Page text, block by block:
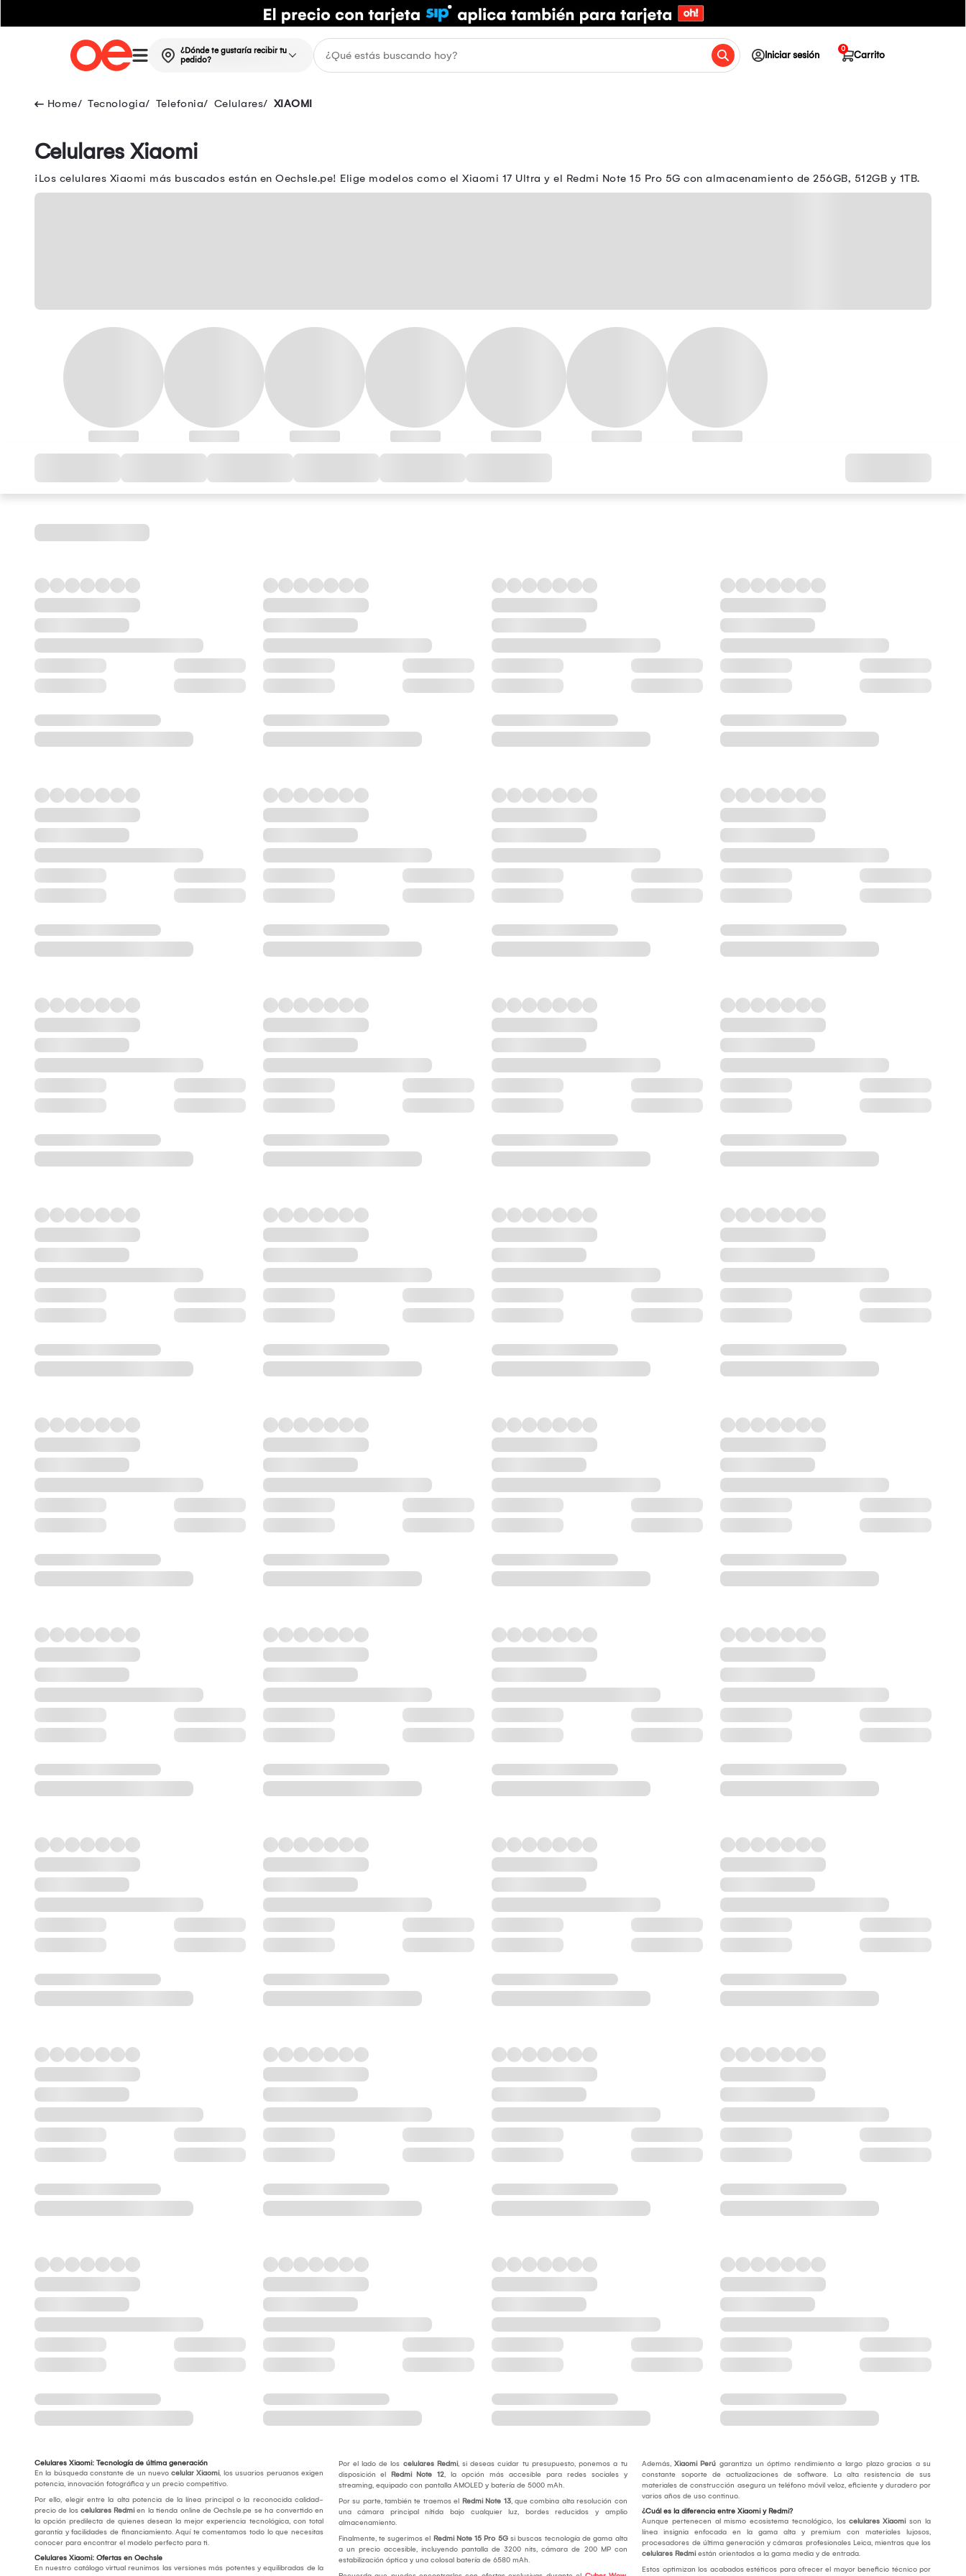
¿Dónde te gustaría recibir tu
pedido?
Iniciar sesión Carrito
0
Tecnologia Telefonia Celulares XIAOMI
Celulares Xiaomi
¡Los celulares Xiaomi más buscados están en Oechsle.pe! Elige modelos como el Xiaomi 17 Ultra y el Redmi Note 15 Pro 5G con almacenamiento de 256GB, 512GB y 1TB.
Celulares Xiaomi: Tecnología de última generación
En la búsqueda constante de un nuevo celular Xiaomi, los usuarios peruanos exigen
potencia, innovación fotográfica y un precio competitivo.
Por ello, elegir entre la alta potencia de la línea principal o la reconocida calidad-
precio de los celulares Redmi en la tienda online de Oechsle.pe se ha convertido en
la opción predilecta de quienes desean la mejor experiencia tecnológica, con total
garantía y facilidades de financiamiento. Aquí te comentamos todo lo que necesitas
conocer para encontrar el modelo perfecto para ti.
Celulares Xiaomi: Ofertas en Oechsle
En nuestro catálogo virtual reunimos las versiones más potentes y equilibradas de la
Por el lado de los celulares Redmi, si deseas cuidar tu presupuesto, ponemos a tu
disposición el
Redmi Note 12, la opción más accesible para redes sociales y
streaming, equipado con pantalla AMOLED y batería de 5000 mAh.
Por su parte, también te traemos el
Redmi Note 13, que combina alta resolución con
una cámara principal nítida bajo cualquier luz, bordes reducidos y amplio
almacenamiento.
Finalmente, te sugerimos el
Redmi Note 15 Pro 5Gsi buscas tecnología de gama alta
a un precio accesible, incluyendo pantalla de 3200 nits, cámara de 200 MP con
estabilización óptica y una colosal batería de 6580 mAh.
Además,Xiaomi Perú garantiza un óptimo rendimiento a largo plazo gracias a su
constante soporte de actualizaciones de software. La alta resistencia de sus
materiales de construcción asegura un teléfono móvil veloz, eficiente y duradero por
varios años de uso continuo.
¿Cuál es la diferencia entre Xiaomi y Redmi?
Aunque pertenecen al mismo ecosistema tecnológico, loscelulares Xiaomi son la
línea insignia enfocada en la gama alta y premium con materiales lujosos,
procesadores de última generación y cámaras profesionales Leica, mientras que los
celulares Redmi están orientados a la gama media y de entrada.
Estos optimizan los acabados estéticos para ofrecer el mayor beneficio técnico por